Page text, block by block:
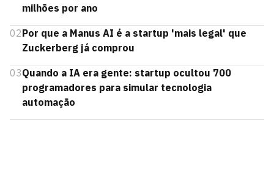
milhões por ano
02Por que a Manus AI é a startup 'mais legal' que
Zuckerberg já comprou
03Quando a IA era gente: startup ocultou 700
programadores para simular tecnologia
automação